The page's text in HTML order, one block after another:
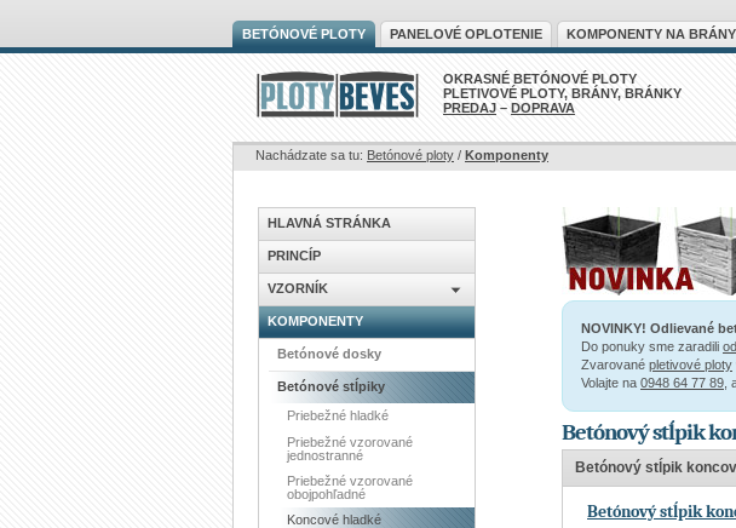
OKRASNÉ BETÓNOVÉ PLOTY
PLETIVOVÉ PLOTY, BRÁNY, BRÁNKY
PREDAJ – DOPRAVA
Nachádzate sa tu: Betónové ploty / Komponenty
NOVINKY! Odlievané
Do ponuky sme zaradili
Zvarované pletivové ploty
Volajte na 0948 64 77 89
Betónový stĺpik
Betónový stĺpik
Betónový stĺpik
HLAVNÁ STRÁNKA
PRINCÍP
VZORNÍK
KOMPONENTY
Betónové dosky
Betónové stĺpiky
Priebežné hladké
Priebežné vzorované
jednostranné
Priebežné vzorované
obojpohľadné
Koncové hladké
BETÓNOVÉ PLOTY PANELOVÉ OPLOTENIE KOMPONENTY NA BRÁNY